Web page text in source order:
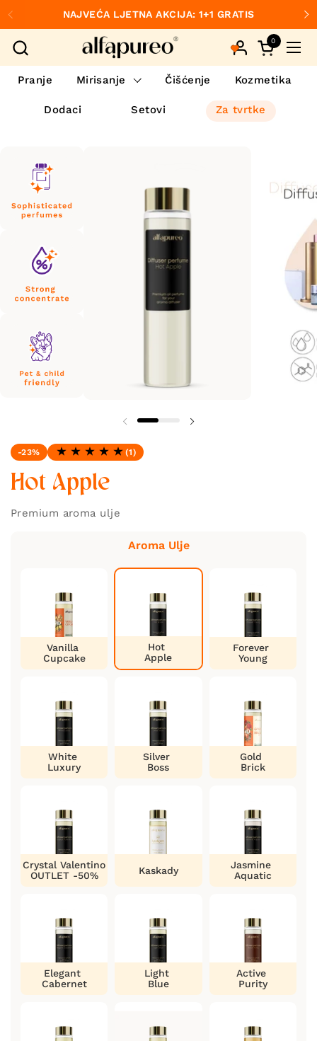
Preskoči na sadržaj
Prethodno
NAJVEĆA LJETNA AKCIJA: 1+1 GRATIS
Otvori
0
Pranje Mirisanje Čišćenje Kozmetika
Dodaci Setovi Za tvrtke
-23%
Ocjena: 5.0 od 5
(1)
Hot Apple
Premium aroma ulje
Aroma Ulje
Vanilla
Cupcake
Hot
Apple
Forever
Young
White
Luxury
Silver
Boss
Gold
Brick
Crystal Valentino
OUTLET -50%
Kaskady
Jasmine
Aquatic
Elegant
Cabernet
Light
Blue
Active
Purity